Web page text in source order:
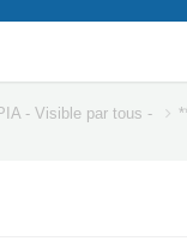
- Visible par tous -